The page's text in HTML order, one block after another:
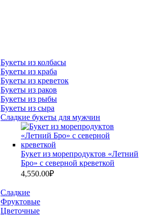
Букеты из колбасы
Букеты из краба
Букеты из креветок
Букеты из раков
Букеты из рыбы
Букеты из сыра
Сладкие букеты для мужчин
Букет из морепродуктов «Летний
Бро» с северной креветкой
4,550.00₽
Сладкие
Фруктовые
Цветочные